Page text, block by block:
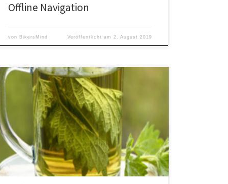
Offline Navigation
von BikersMind Veröffentlicht am 2. August 2019
Die Brennnessel ( Urtica dioica ) hat ihren Ursprung in
Mitteleuropa und wächst heute weltweit an
Waldrändern, in der Nähe von Teichen, Tümpeln und
an Rändern anderer Gewässer.